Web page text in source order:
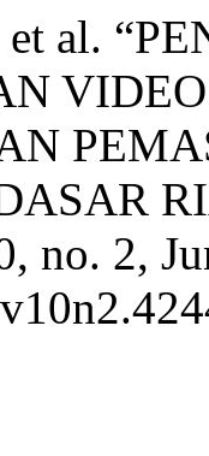
et al.
no. 2,